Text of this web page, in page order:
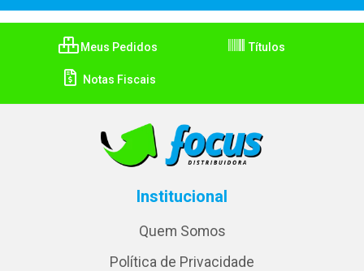
Meus Pedidos Títulos
Notas Fiscais
Institucional
Quem Somos
Política de Privacidade